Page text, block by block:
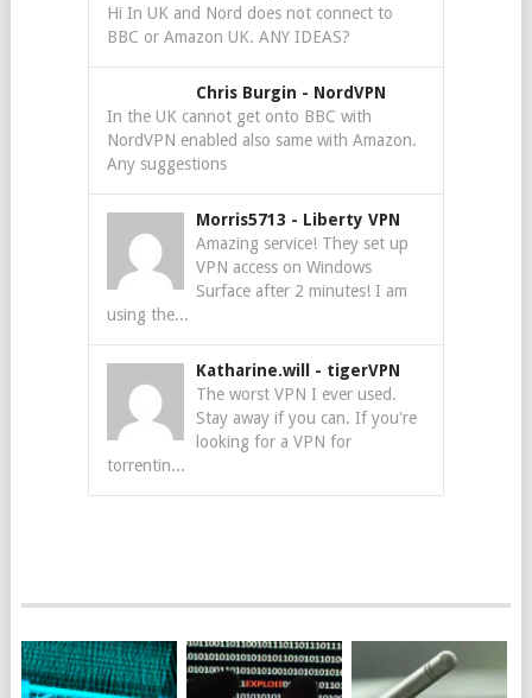
Hi In UK and Nord does not connect to
BBC or Amazon UK. ANY IDEAS?
Chris Burgin - NordVPN
In the UK cannot get onto BBC with
NordVPN enabled also same with Amazon.
Any suggestions
Morris5713 - Liberty VPN
Amazing service! They set up
VPN access on Windows
Surface after 2 minutes! I am
using the...
Katharine.will - tigerVPN
The worst VPN I ever used.
Stay away if you can. If you're
looking for a VPN for
torrentin...